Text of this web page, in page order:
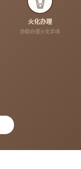
火化办理
协助办理火化手续